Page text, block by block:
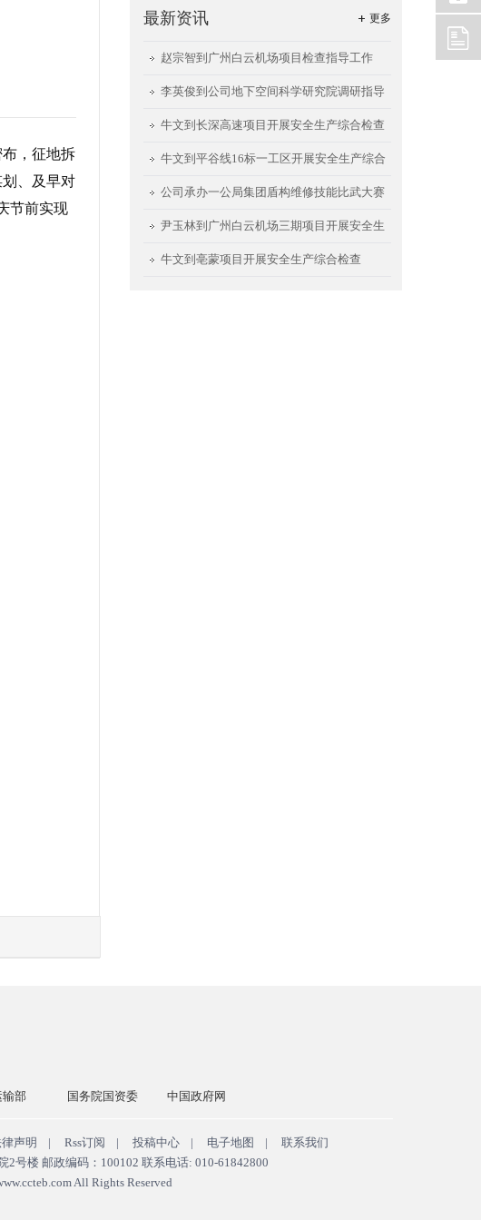
，征地拆
、及早对
节前实现
更多
最新资讯
赵宗智到广州白云机场项目检查指导工作
李英俊到公司地下空间科学研究院调研指导
工作
牛文到长深高速项目开展安全生产综合检查
牛文到平谷线16标一工区开展安全生产综合
检查
公司承办一公局集团盾构维修技能比武大赛
尹玉林到广州白云机场三期项目开展安全生
产检查
牛文到亳蒙项目开展安全生产综合检查
输部 国务院国资委 中国政府网
声明 | Rss订阅 | 投稿中心 | 电子地图 |
联系我们
号楼 邮政编码：100102 联系电话: 010-61842800
All Rights Reserved